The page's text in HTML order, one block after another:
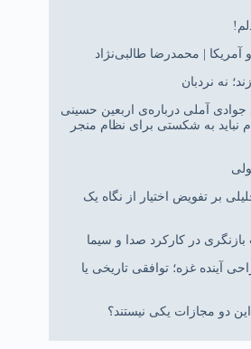
نه نردبان
آملی درباره‌ی اربعین حسینی
نباید به شکستی برای نظام منجر
بر تفویض اختیار از نگاه یک
در کارکرد صدا و سیما
آینده غزه؛ توافقی تاریخی یا
دو مجازات یکی نیستند؟